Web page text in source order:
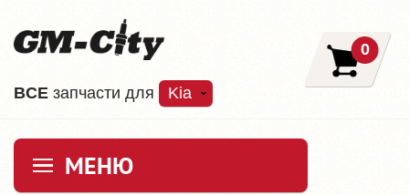
ВCE запчасти для Kia
0
МЕНЮ